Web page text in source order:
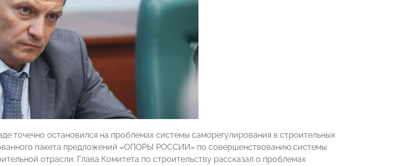
точечно остановился на проблемах системы саморегулирования в строительных
пакета предложений «ОПОРЫ РОССИИ» по совершенствованию системы
отрасли. Глава Комитета по строительству рассказал о проблемах